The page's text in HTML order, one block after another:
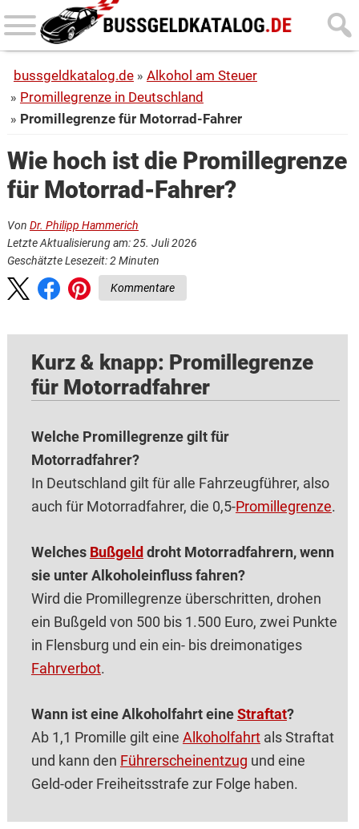
Skip
to
content
Skip
to
sidebar
bussgeldkatalog.de
Alkohol am Steuer
Promillegrenze in Deutschland
Promillegrenze für Motorrad-Fahrer
Wie hoch ist die Promillegrenze
für Motorrad-Fahrer?
Von Dr. Philipp Hammerich
Letzte Aktualisierung am: 25. Juli 2026
Geschätzte Lesezeit:2Minuten
Kommentare
Kurz & knapp: Promillegrenze
für Motorradfahrer
Welche Promillegrenze gilt für
Motorradfahrer?
In Deutschland gilt für alle Fahrzeugführer, also
auch für Motorradfahrer, die 0,5-Promillegrenze.
Welches Bußgeld droht Motorradfahrern, wenn
sie unter Alkoholeinfluss fahren?
Wird die Promillegrenze überschritten, drohen
ein Bußgeld von 500 bis 1.500 Euro, zwei Punkte
in Flensburg und ein ein- bis dreimonatiges
Fahrverbot.
Wann ist eine Alkoholfahrt eineStraftat?
Ab 1,1 Promille gilt eine Alkoholfahrtals Straftat
und kann den Führerscheinentzug und eine
Geld-oder Freiheitsstrafe zur Folge haben.